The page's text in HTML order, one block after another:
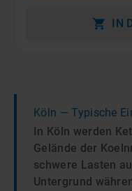
IN
Köln — Typische
In Köln werden
Gelände der
schwere Lasten
Untergrund